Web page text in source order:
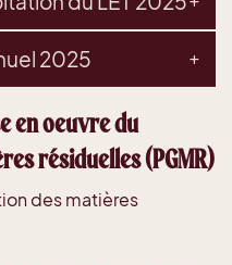
2025
en oeuvre du
résiduelles (PGMR)
des matières